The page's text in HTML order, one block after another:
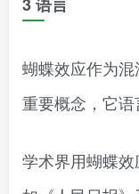
蝴蝶效应作为混
重要概念，它语
学术界用蝴蝶